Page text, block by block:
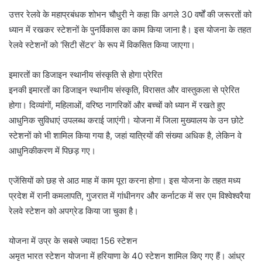
उत्तर रेलवे के महाप्रबंधक शोभन चौधुरी ने कहा कि अगले 30 वर्षों की जरूरतों को
ध्यान में रखकर स्टेशनों के पुनर्विकास का काम किया जाना है। इस योजना के तहत
रेलवे स्टेशनों को ‘सिटी सेंटर’ के रूप में विकसित किया जाएगा।
इमारतों का डिजाइन स्थानीय संस्कृति से होगा प्रेरित
इनकी इमारतों का डिजाइन स्थानीय संस्कृति, विरासत और वास्तुकला से प्रेरित
होगा। दिव्यांगों, महिलाओं, वरिष्ठ नागरिकों और बच्चों को ध्यान में रखते हुए
आधुनिक सुविधाएं उपलब्ध कराई जाएंगी। योजना में जिला मुख्यालय के उन छोटे
स्टेशनों को भी शामिल किया गया है, जहां यात्रियों की संख्या अधिक है, लेकिन वे
आधुनिकीकरण में पिछड़ गए।
एजेंसियों को छह से आठ माह में काम पूरा करना होगा। इस योजना के तहत मध्य
प्रदेश में रानी कमलापति, गुजरात में गांधीनगर और कर्नाटक में सर एम विश्वेश्वरैया
रेलवे स्टेशन को अपग्रेड किया जा चुका है।
योजना में उप्र के सबसे ज्यादा 156 स्टेशन
अमृत भारत स्टेशन योजना में हरियाणा के 40 स्टेशन शामिल किए गए हैं। आंध्र